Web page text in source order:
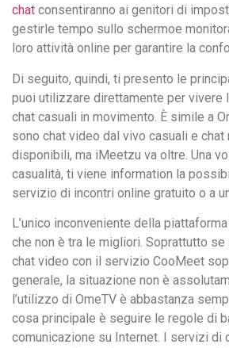
chat consentiranno ai genitori di
gestirle tempo sullo schermoe
loro attività online per garantire la
Di seguito, quindi, ti presento le
puoi utilizzare direttamente per vivere
chat casuali in movimento. È simile a
sono chat video dal vivo casuali e
disponibili, ma iMeetzu va oltre. Una
casualità, ti viene information la
servizio di incontri online gratuito o a
L’unico inconveniente della
che non è tra le migliori. Soprattutto
chat video con il servizio CooMeet
generale, la situazione non è
l’utilizzo di OmeTV è abbastanza
cosa principale è seguire le regole di
comunicazione su Internet. I servizi di